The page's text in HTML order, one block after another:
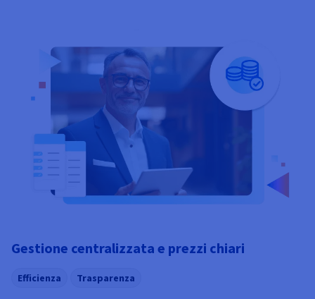
Gestione centralizzata e prezzi chiari
Efficienza Trasparenza